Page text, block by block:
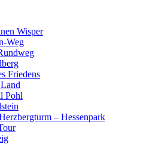
Wisper
Weg
Friedens
Pohl
– Hessenpark